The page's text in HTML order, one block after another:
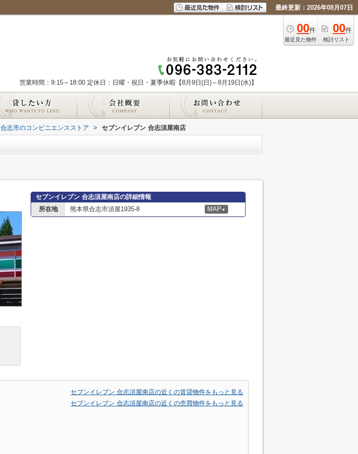
最終更新：2026年08月07日
00件
最近見た物件
00件
検討リスト
営業時間：9:15～18:00 定休日：日曜・祝日・夏季休暇【8月9日(日)～8月19日(水)】
合志市のコンビニエンスストア > セブンイレブン 合志須屋南店
セブンイレブン 合志須屋南店の詳細情報
所在地
熊本県合志市須屋1935-8 MAP ▼
セブンイレブン 合志須屋南店の近くの賃貸物件をもっと見る
セブンイレブン 合志須屋南店の近くの売買物件をもっと見る